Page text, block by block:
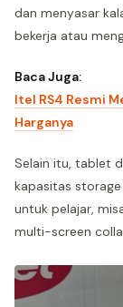
dan menyasar
bekerja atau
Baca Juga:
Itel RS4 Resmi
Harganya
Selain itu, tablet
kapasitas
untuk pelajar,
multi-screen